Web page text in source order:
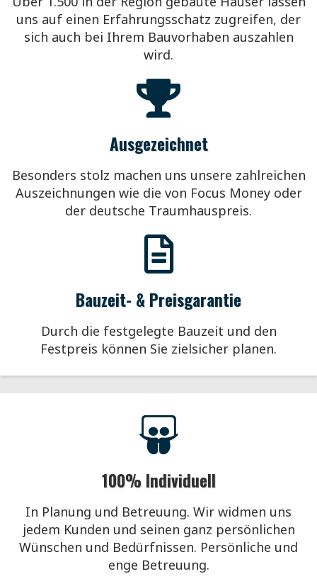
uns auf einen Erfahrungsschatz zugreifen, der
sich auch bei Ihrem Bauvorhaben auszahlen
wird.
Ausgezeichnet
Besonders stolz machen uns unsere zahlreichen
Auszeichnungen wie die von Focus Money oder
der deutsche Traumhauspreis.
Bauzeit- & Preisgarantie
Durch die festgelegte Bauzeit und den
Festpreis können Sie zielsicher planen.
100% Individuell
In Planung und Betreuung. Wir widmen uns
jedem Kunden und seinen ganz persönlichen
Wünschen und Bedürfnissen. Persönliche und
enge Betreuung.